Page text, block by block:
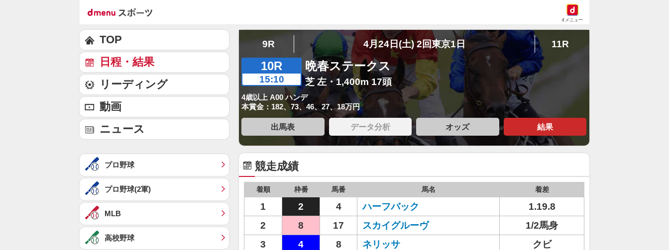
dメニュー
9R 4月24日(土) 2回東京1日 11R
10R
15:10
晩春ステークス
芝 左・1,400m 17頭
4歳以上 A00 ハンデ
本賞金：182、73、46、27、18万円
出馬表 データ分析 オッズ 結果
競走成績
着順 枠番 馬番 馬名 着差
1 2 4 ハーフバック
1.19.8
2
8 17 スカイグルーヴ
1/2馬身
3
4 8 ネリッサ
クビ
TOP
日程・結果
リーディング
動画
ニュース
プロ野球
プロ野球(2軍)
MLB
高校野球